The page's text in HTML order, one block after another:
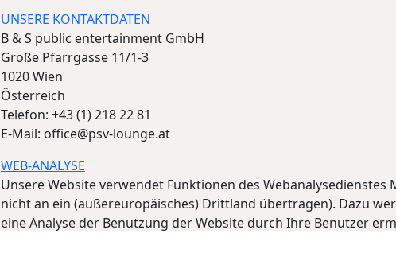
UNSERE KONTAKTDATEN
B & S public entertainment GmbH
Große Pfarrgasse 11/1-3
1020 Wien
Österreich
Telefon: +43 (1) 218 22 81
E-Mail: office@psv-lounge.at
WEB-ANALYSE
Unsere Website verwendet Funktionen des Webanalysedienstes
nicht an ein (außereuropäisches) Drittland übertragen). Dazu
eine Analyse der Benutzung der Website durch Ihre Benutzer